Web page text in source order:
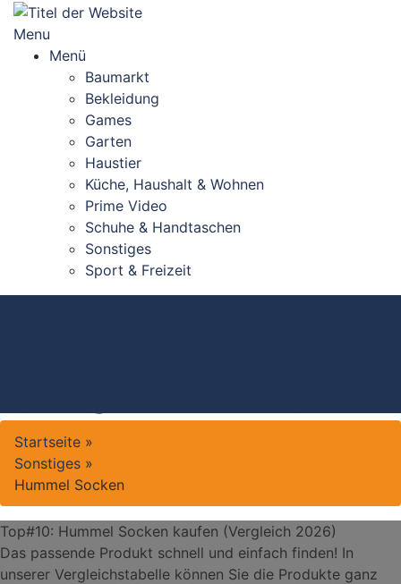
Skip
content
Menu
Menü
Baumarkt
Bekleidung
Games
Garten
Haustier
Küche, Haushalt & Wohnen
Prime Video
Schuhe & Handtaschen
Sonstiges
Sport & Freizeit
Startseite »
Sonstiges »
Hummel Socken
Top#10: Hummel Socken kaufen (Vergleich 2026)
Das passende Produkt schnell und einfach finden! In
unserer Vergleichstabelle können Sie die Produkte ganz